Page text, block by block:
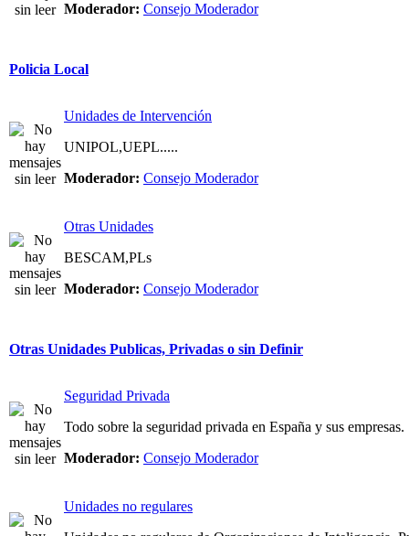
Moderador: Consejo Moderador
Policia Local
Unidades de Intervención
UNIPOL,UEPL.....
Moderador: Consejo Moderador
Otras Unidades
BESCAM,PLs
Moderador: Consejo Moderador
Otras Unidades Publicas, Privadas o sin Definir
Seguridad Privada
Todo sobre la seguridad privada en España y sus empresas.
Moderador: Consejo Moderador
Unidades no regulares